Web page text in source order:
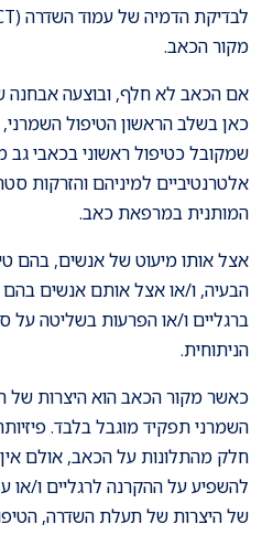
מקור הכאב.
אם הכאב לא חלף, ובוצעה אבחנה
כאן בשלב הראשון הטיפול השמרני,
שמקובל כטיפול ראשוני בכאבי גב
אלטרנטיביים למיניהם והזרקות
המותנית במרפאת כאב.
אצל אותו מיעוט של אנשים, בהם
הבעיה, ו/או אצל אותם אנשים
ברגליים ו/או הפרעות בשליטה על
הניתוחית.
כאשר מקור הכאב הוא היצרות של
השמרני תפקיד מוגבל בלבד.
חלק מהתלונות על הכאב, אולם
להשפיע על ההקרנה לרגליים ו/או
של היצרות של תעלת השדרה,